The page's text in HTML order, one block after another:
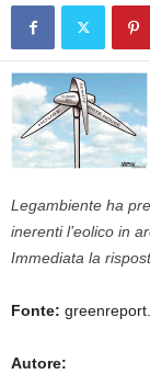
Legambiente ha
inerenti l’eolico in
Immediata la
Fonte:
Autore: